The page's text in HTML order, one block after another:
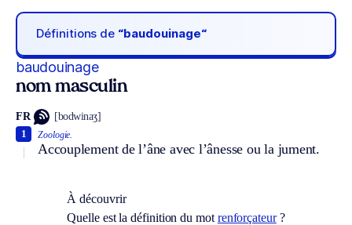
Définitions de “baudouinage“
baudouinage
nom masculin
FR [bodwinaʒ]
Zoologie.
Accouplement de l’âne avec l’ânesse ou la jument.
1
À découvrir
Quelle est la définition du mot renforçateur?